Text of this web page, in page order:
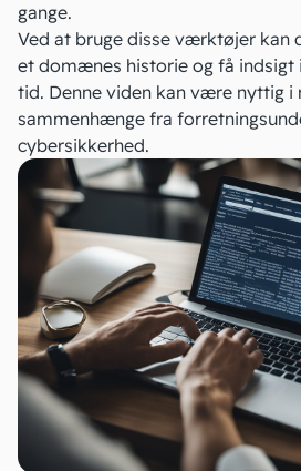
gange.
Ved at bruge disse værktøjer kan
et domænes historie og få indsigt
tid. Denne viden kan være nyttig i
sammenhænge fra
cybersikkerhed.